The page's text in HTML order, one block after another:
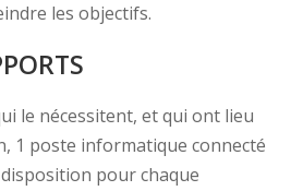
les objectifs.
le nécessitent, et qui ont lieu
1 poste informatique connecté
pour chaque